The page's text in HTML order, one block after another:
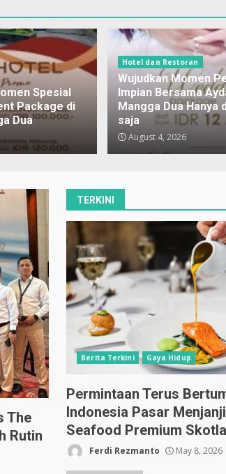
Spesial
Package di
Dua
Hotel dan Restoran
Wujudkan Momen
Impian Bersama
Mangga Dua Hanya
saja
August 4, 2026
The
Rutin
TERKINI
Berita Terkini Gaya Hidup
Permintaan Terus
Indonesia Pasar
Seafood Premium
Ferdi Rezmanto May 8, 2026